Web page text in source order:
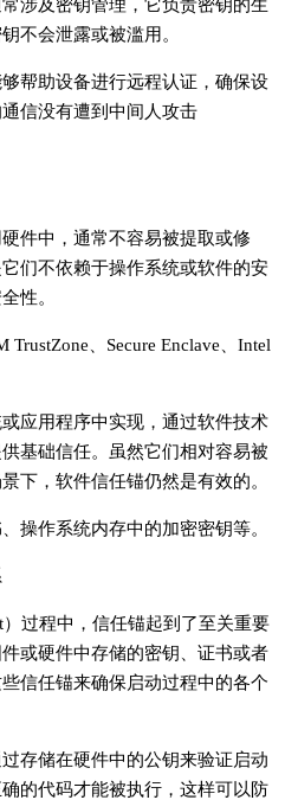
涉及密钥管理，它负责密钥的生
不会泄露或被滥用。
帮助设备进行远程认证，确保设
信没有遭到中间人攻击
件中，通常不容易被提取或修
们不依赖于操作系统或软件的安
性。
TrustZone、Secure Enclave、Intel
应用程序中实现，通过软件技术
基础信任。虽然它们相对容易被
下，软件信任锚仍然是有效的。
操作系统内存中的加密密钥等。
）过程中，信任锚起到了至关重要
或硬件中存储的密钥、证书或者
信任锚来确保启动过程中的各个
存储在硬件中的公钥来验证启动
的代码才能被执行，这样可以防